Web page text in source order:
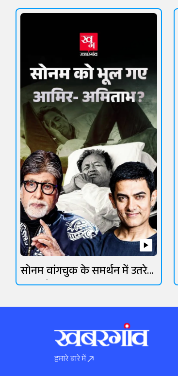
सोनम वांगचुक के समर्थन में उतरे
ओमी वैद्य
हमारे बारे में